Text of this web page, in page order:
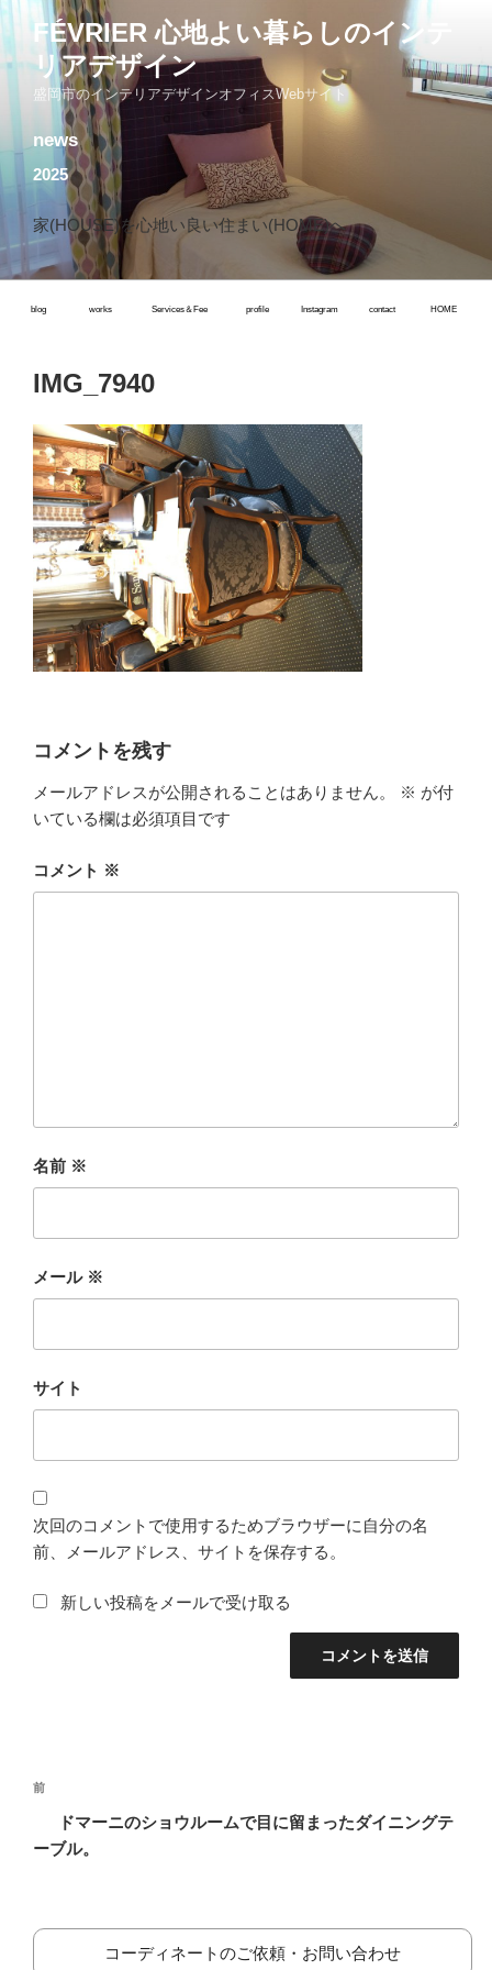
コ
ン
テ
プ
FÉVRIER 心地よい暮らしのインテ
リアデザイン
盛岡市のインテリアデザインオフィスWebサイト
news
2025
家(HOUSE)を心地い良い住まい(HOME)へ
blog works Services＆Fee profile Instagram contact HOME
IMG_7940
コメントを残す
メールアドレスが公開されることはありません。 ※ が付
いている欄は必須項目です
コメント ※
名前 ※
メール ※
サイト
次回のコメントで使用するためブラウザーに自分の名
前、メールアドレス、サイトを保存する。
新しい投稿をメールで受け取る
投
ー
前
前
ドマーニのショウルームで目に留まったダイニングテ
ーブル。
コーディネートのご依頼・お問い合わせ